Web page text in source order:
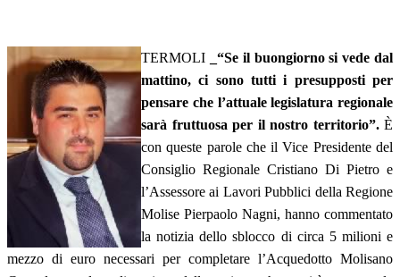
TERMOLI
_“Se il buongiorno si vede dal
mattino, ci sono tutti i presupposti per
pensare che l’attuale legislatura regionale
sarà fruttuosa per il nostro territorio”.È
con queste parole che il Vice Presidente del
Consiglio Regionale Cristiano Di Pietro e
l’Assessore ai Lavori Pubblici della Regione
Molise Pierpaolo Nagni, hanno commentato
la notizia dello sblocco di circa 5 milioni e
mezzo di euro necessari per completare l’Acquedotto Molisano